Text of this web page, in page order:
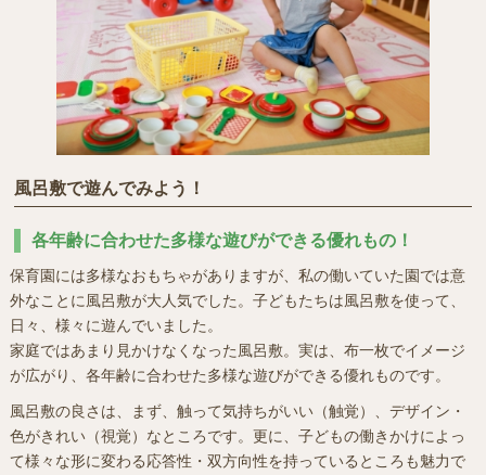
風呂敷で遊んでみよう！
各年齢に合わせた多様な遊びができる優れもの！
保育園には多様なおもちゃがありますが、私の働いていた園では意
外なことに風呂敷が大人気でした。子どもたちは風呂敷を使って、
日々、様々に遊んでいました。
家庭ではあまり見かけなくなった風呂敷。実は、布一枚でイメージ
が広がり、各年齢に合わせた多様な遊びができる優れものです。
風呂敷の良さは、まず、触って気持ちがいい（触覚）、デザイン・
色がきれい（視覚）なところです。更に、子どもの働きかけによっ
て様々な形に変わる応答性・双方向性を持っているところも魅力で